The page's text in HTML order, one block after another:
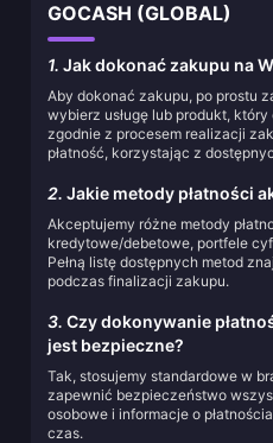
GOCASH (GLOBAL)
1. Jak dokonać zakupu na
Aby dokonać zakupu, po prostu
wybierz usługę lub produkt,
zgodnie z procesem realizacji
płatność, korzystając z
2. Jakie metody płatności
Akceptujemy różne metody
kredytowe/debetowe, portfele
Pełną listę dostępnych metod
podczas finalizacji zakupu.
3. Czy dokonywanie
jest bezpieczne?
Tak, stosujemy standardowe w
zapewnić bezpieczeństwo
osobowe i informacje o
czas.